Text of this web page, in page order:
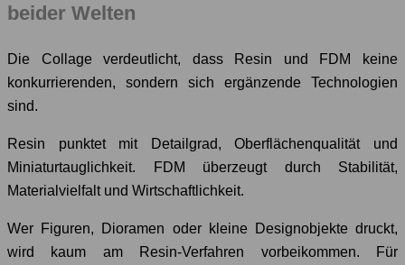
beider Welten
Die Collage verdeutlicht, dass Resin und FDM keine
konkurrierenden, sondern sich ergänzende Technologien
sind.
Resin punktet mit Detailgrad, Oberflächenqualität und
Miniaturtauglichkeit. FDM überzeugt durch Stabilität,
Materialvielfalt und Wirtschaftlichkeit.
Wer Figuren, Dioramen oder kleine Designobjekte druckt,
wird kaum am Resin-Verfahren vorbeikommen. Für